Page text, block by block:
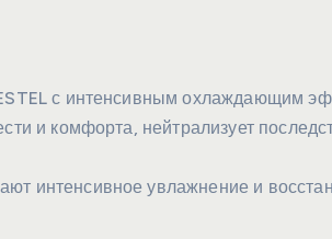
с интенсивным охлаждающим
и комфорта, нейтрализует
интенсивное увлажнение и